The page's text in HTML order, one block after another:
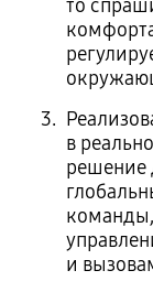
то
в
решение
и